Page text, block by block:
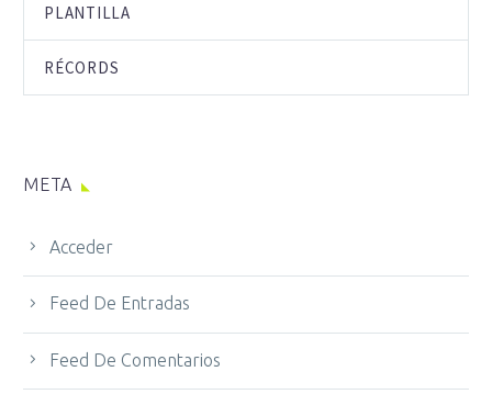
PLANTILLA
RÉCORDS
META
Acceder
Feed De Entradas
Feed De Comentarios